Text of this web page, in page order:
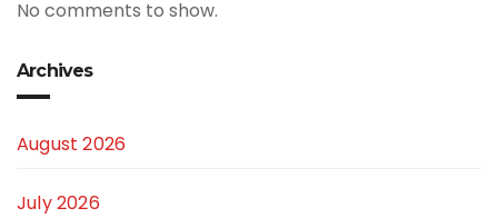
No comments to show.
Archives
August 2026
July 2026